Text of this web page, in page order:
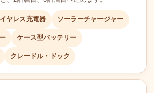
ヤレス充電器 ソーラーチャージャー
ケース型バッテリー
クレードル・ドック